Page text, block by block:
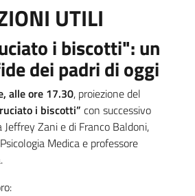
UTILI
i biscotti": un
dei padri di oggi
alle ore 17.30, proiezione del
i biscotti” con successivo
Zani e di Franco Baldoni,
Medica e professore